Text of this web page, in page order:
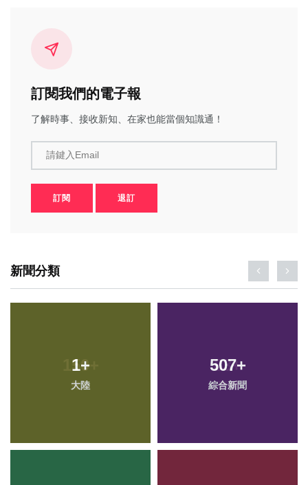
訂閱我們的電子報
了解時事、接收新知、在家也能當個知識通！
請鍵入Email
訂閱 退訂
新聞分類
1+
大陸
507+
綜合新聞